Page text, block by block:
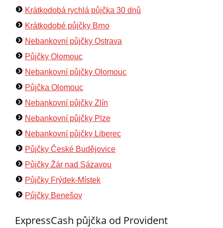
Krátkodobá rychlá půjčka 30 dnů
Krátkodobé půjčky Brno
Nebankovní půjčky Ostrava
Půjčky Olomouc
Nebankovní půjčky Olomouc
Půjčka Olomouc
Nebankovní půjčky Zlín
Nebankovní půjčky Plze
Nebankovní půjčky Liberec
Půjčky České Budějovice
Půjčky Žár nad Sázavou
Půjčky Frýdek-Místek
Půjčky Benešov
ExpressCash půjčka od Provident